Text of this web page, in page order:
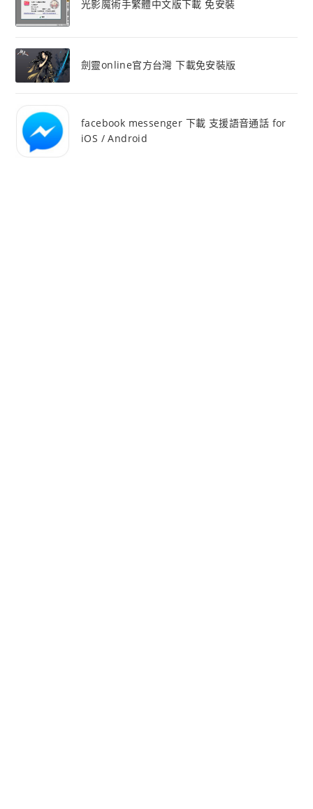
光影魔術手繁體中文版下載 免安裝
劍靈online官方台灣 下載免安裝版
facebook messenger 下載 支援語音通話 for
iOS / Android